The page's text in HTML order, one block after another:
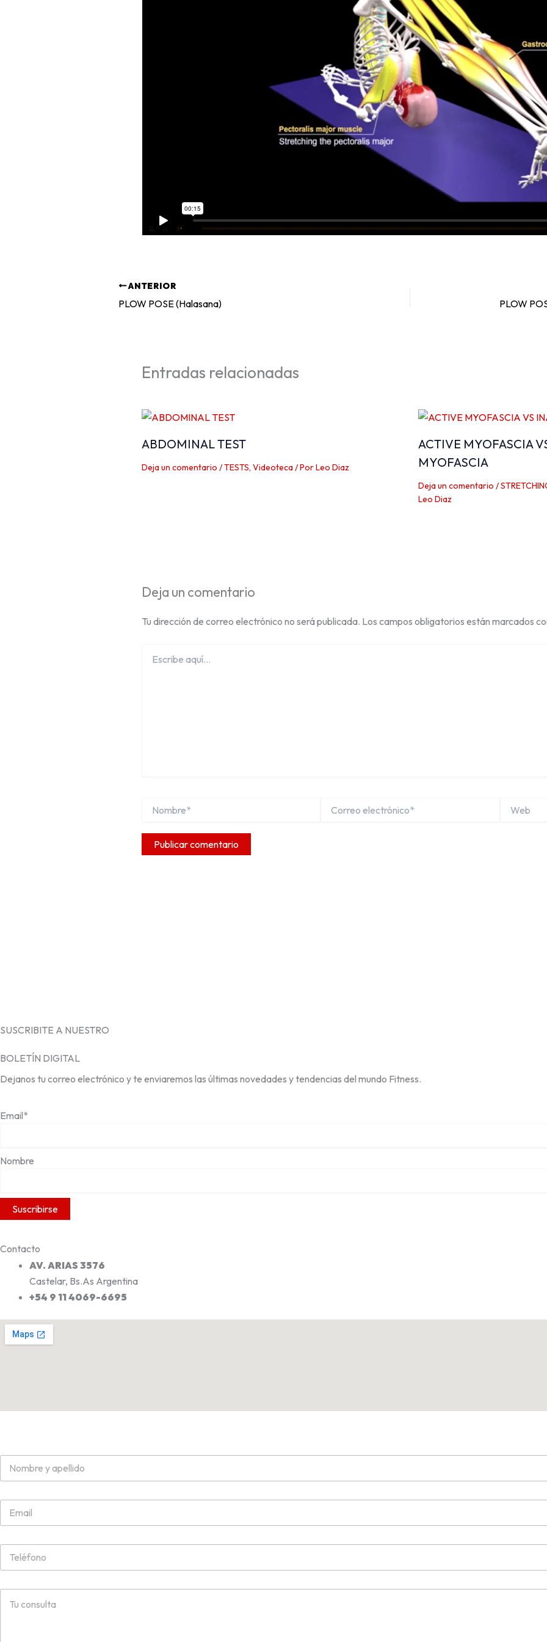
ANTERIOR
PLOW POSE (Halasana) PLOW
Entradas relacionadas
ABDOMINAL TEST
Deja un comentario /TESTS, Videoteca/ PorLeo Diaz
ACTIVE MYOFASCIA
MYOFASCIA
Deja un comentario /
Leo Diaz
Deja un comentario
Tu dirección de correo electrónico no será publicada. Los campos obligatorios están marcados
aquí...
electrónico*
SUSCRIBITE A NUESTRO
BOLETÍN DIGITAL
Dejanos tu correo electrónico y te enviaremos las últimas novedades y tendencias del mundo Fitness.
Email*
Nombre
Contacto
AV. ARIAS 3576
Castelar, Bs.As Argentina
+54 9 11 4069-6695